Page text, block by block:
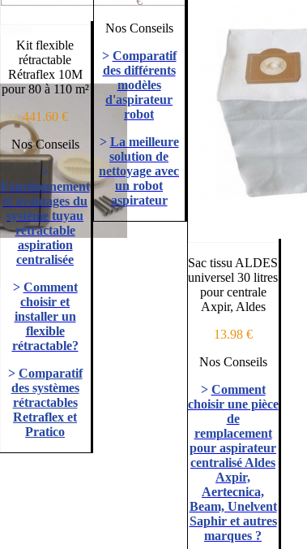
Kit flexible
rétractable
Rétraflex 10M
pour 80 à 110 m²
441.60 €
Nos Conseils
>
Fonctionnement
et avantages du
système tuyau
rétractable
aspiration
centralisée
> Comment
choisir et
installer un
flexible
rétractable?
> Comparatif
des systèmes
rétractables
Retraflex et
Pratico
Nos Conseils
> Comparatif
des différents
modèles
d'aspirateur
robot
> La meilleure
solution de
nettoyage avec
un robot
aspirateur
Sac tissu ALDES
universel 30 litres
pour centrale
Axpir, Aldes
13.98 €
Nos Conseils
> Comment
choisir une pièce
de
remplacement
pour aspirateur
centralisé Aldes
Axpir,
Aertecnica,
Beam, Unelvent
Saphir et autres
marques ?